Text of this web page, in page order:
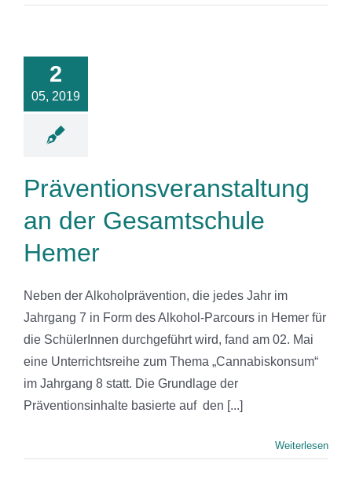
2
05, 2019
der
Präventionsveranstaltung
an der Gesamtschule
Hemer
Neben der Alkoholprävention, die jedes Jahr im
Jahrgang 7 in Form des Alkohol-Parcours in Hemer für
die SchülerInnen durchgeführt wird, fand am 02. Mai
eine Unterrichtsreihe zum Thema „Cannabiskonsum“
im Jahrgang 8 statt. Die Grundlage der
Präventionsinhalte basierte auf den [...]
Weiterlesen